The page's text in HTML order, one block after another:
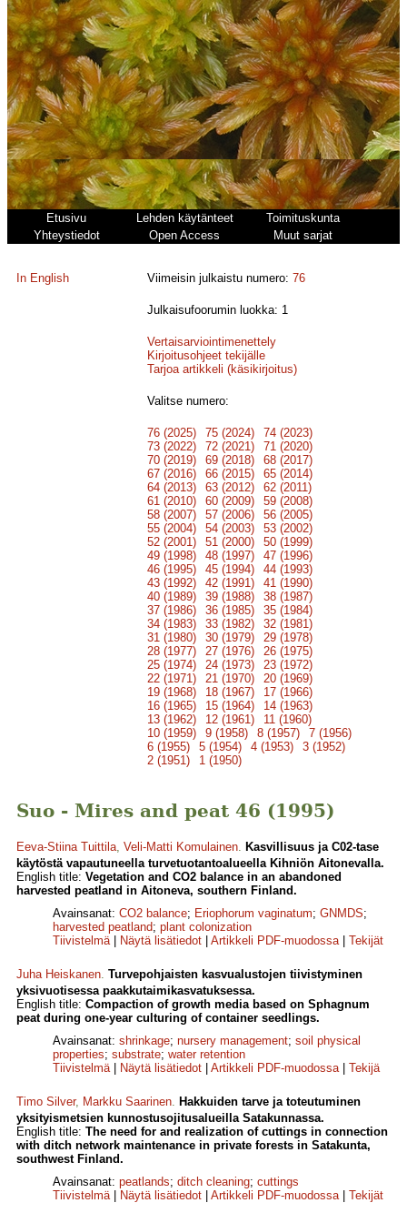
Etusivu Lehden käytänteet
Toimituskunta
Yhteystiedot
Open Access Muut sarjat
In English Viimeisin julkaistu numero:76
Julkaisufoorumin luokka: 1
Vertaisarviointimenettely
Kirjoitusohjeet tekijälle
Tarjoa artikkeli (käsikirjoitus)
Valitse numero:
76 (2025) 75 (2024)
74 (2023)
73 (2022)
72 (2021)
71 (2020)
70 (2019)
69 (2018)
68 (2017)
67 (2016)
66 (2015)
65 (2014)
64 (2013)
63 (2012)
62 (2011)
61 (2010)
60 (2009)
59 (2008)
58 (2007)
57 (2006)
56 (2005)
55 (2004)
54 (2003)
53 (2002)
52 (2001)
51 (2000)
50 (1999)
49 (1998)
48 (1997)
47 (1996)
46 (1995)
45 (1994)
44 (1993)
43 (1992)
42 (1991)
41 (1990)
40 (1989)
39 (1988)
38 (1987)
37 (1986)
36 (1985)
35 (1984)
34 (1983)
33 (1982)
32 (1981)
31 (1980)
30 (1979)
29 (1978)
28 (1977)
27 (1976)
26 (1975)
25 (1974)
24 (1973)
23 (1972)
22 (1971)
21 (1970)
20 (1969)
19 (1968)
18 (1967)
17 (1966)
16 (1965)
15 (1964)
14 (1963)
13 (1962)
12 (1961)
11 (1960)
10 (1959)
9 (1958) 8 (1957)
7 (1956)
6 (1955)
5 (1954) 4 (1953)
3 (1952)
2 (1951)
1 (1950)
Suo - Mires and peat 46 (1995)
Eeva-Stiina Tuittila, Veli-Matti Komulainen. Kasvillisuus ja C02-tase
käytöstä vapautuneella turvetuotantoalueella Kihniön Aitonevalla.
English title: Vegetation and CO2 balance in an abandoned
harvested peatland in Aitoneva, southern Finland.
Avainsanat: CO2 balance; Eriophorum vaginatum; GNMDS;
harvested peatland; plant colonization
Tiivistelmä| Näytä lisätiedot Artikkeli PDF-muodossa| Tekijät
Juha Heiskanen. Turvepohjaisten kasvualustojen tiivistyminen
yksivuotisessa paakkutaimikasvatuksessa.
English title: Compaction of growth media based on Sphagnum
peat during one-year culturing of container seedlings.
Avainsanat: shrinkage; nursery management; soil physical
properties; substrate; water retention
Tiivistelmä| Näytä lisätiedot Artikkeli PDF-muodossa| Tekijä
Timo Silver, Markku Saarinen. Hakkuiden tarve ja toteutuminen
yksityismetsien kunnostusojitusalueilla Satakunnassa.
English title: The need for and realization of cuttings in connection
with ditch network maintenance in private forests in Satakunta,
southwest Finland.
Avainsanat: peatlands; ditch cleaning; cuttings
Tiivistelmä| Näytä lisätiedot Artikkeli PDF-muodossa| Tekijät